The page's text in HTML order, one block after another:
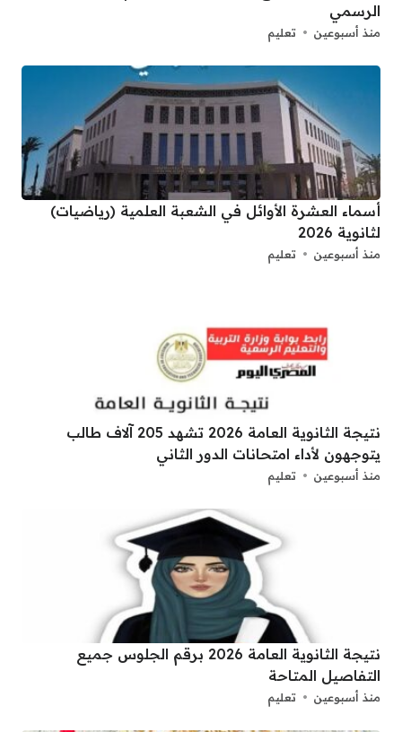
الرسمي
منذ أسبوعين تعليم
أسماء العشرة الأوائل في الشعبة العلمية (رياضيات)
لثانوية 2026
منذ أسبوعين تعليم
نتيجة الثانوية العامة 2026 تشهد 205 آلاف طالب
يتوجهون لأداء امتحانات الدور الثاني
منذ أسبوعين تعليم
نتيجة الثانوية العامة 2026 برقم الجلوس جميع
التفاصيل المتاحة
منذ أسبوعين تعليم